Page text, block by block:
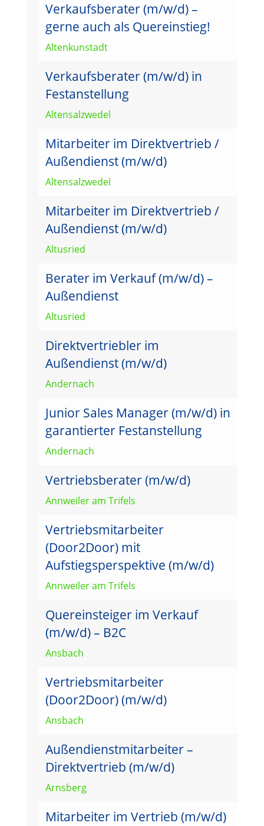
Verkaufsberater (m/w/d) –
gerne auch als Quereinstieg!
Altenkunstadt
Verkaufsberater (m/w/d) in
Festanstellung
Altensalzwedel
Mitarbeiter im Direktvertrieb /
Außendienst (m/w/d)
Altensalzwedel
Mitarbeiter im Direktvertrieb /
Außendienst (m/w/d)
Altusried
Berater im Verkauf (m/w/d) –
Außendienst
Altusried
Direktvertriebler im
Außendienst (m/w/d)
Andernach
Junior Sales Manager (m/w/d) in
garantierter Festanstellung
Andernach
Vertriebsberater (m/w/d)
Annweiler am Trifels
Vertriebsmitarbeiter
(Door2Door) mit
Aufstiegsperspektive (m/w/d)
Annweiler am Trifels
Quereinsteiger im Verkauf
(m/w/d) – B2C
Ansbach
Vertriebsmitarbeiter
(Door2Door) (m/w/d)
Ansbach
Außendienstmitarbeiter –
Direktvertrieb (m/w/d)
Arnsberg
Mitarbeiter im Vertrieb (m/w/d)